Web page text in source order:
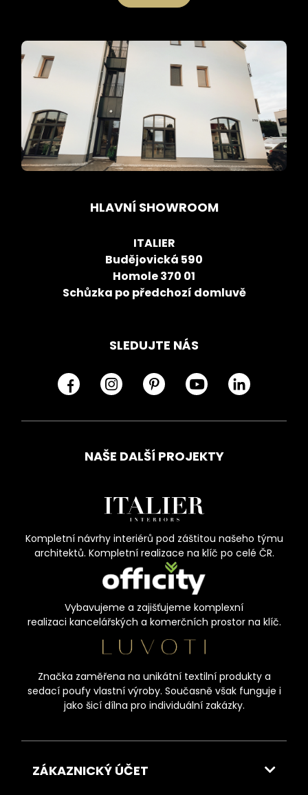
HLAVNÍ SHOWROOM
ITALIER
Budějovická 590
Homole 370 01
Schůzka po předchozí domluvě
SLEDUJTE NÁS
NAŠE DALŠÍ PROJEKTY
Kompletní návrhy interiérů pod záštitou našeho týmu
architektů. Kompletní realizace na klíč po celé ČR.
Vybavujeme a zajišťujeme komplexní
realizaci kancelářských a komerčních prostor na klíč.
Značka zaměřena na unikátní textilní produkty a
sedací poufy vlastní výroby. Současně však funguje i
jako šicí dílna pro individuální zakázky.
ZÁKAZNICKÝ ÚČET